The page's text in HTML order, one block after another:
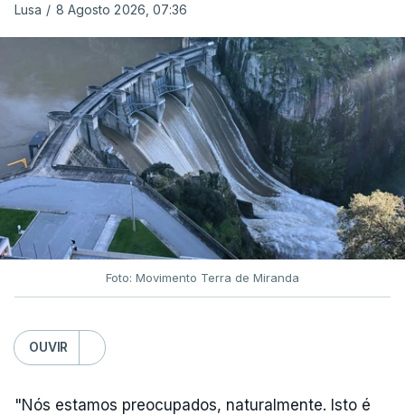
ARTIGOS RELACIONADOS
Nova polémica com Luís
Neves. Ministro nega
favorecimento a construtora
DST
7 Agosto 2026, 20:28
Lusa / 8 Agosto 2026, 07:36
Foto: Movimento Terra de Miranda
OUVIR
"Nós estamos preocupados, naturalmente. Isto é